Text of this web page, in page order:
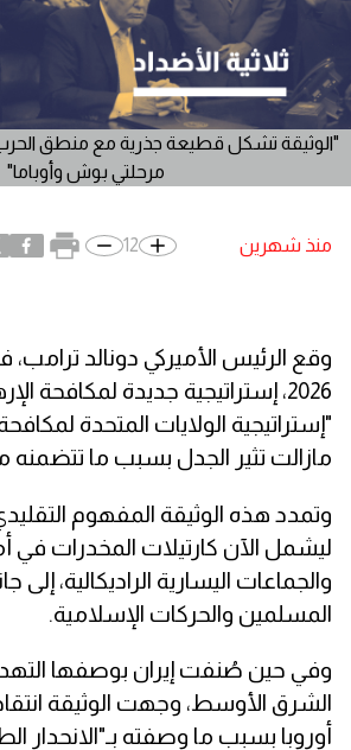
"الوثيقة تشكل قطيعة جذرية مع منطق الحرب
مرحلتي بوش وأوباما"
منذ شهرين 12
وقع الرئيس الأميركي دونالد ترامب،
2026، إستراتيجية جديدة لمكافحة
"إستراتيجية الولايات المتحدة
مازالت تثير الجدل بسبب ما تتضمنه
وتمدد هذه الوثيقة المفهوم
ليشمل الآن كارتيلات المخدرات في
والجماعات اليسارية الراديكالية، إلى
المسلمين والحركات الإسلامية.
وفي حين صُنفت إيران بوصفها
الشرق الأوسط، وجهت الوثيقة
أوروبا بسبب ما وصفته بـ"الانحدار